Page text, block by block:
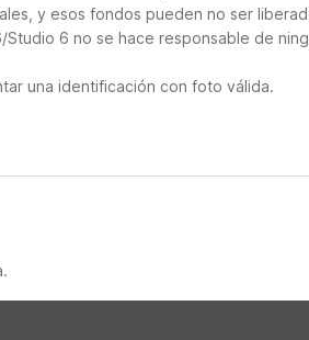
y esos fondos pueden no ser
6 no se hace responsable de
una identificación con foto válida.